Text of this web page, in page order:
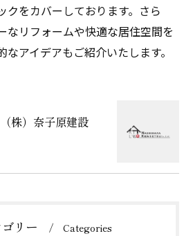
クをカバーしております。さら
なリフォームや快適な居住空間を
アイデアもご紹介いたします。
株）奈子原建設
リー Categories